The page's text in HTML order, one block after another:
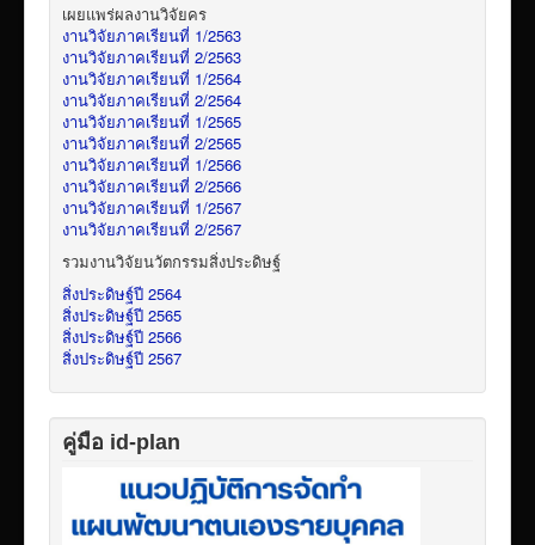
เผยแพร่ผลงานวิจัยคร
งานวิจัยภาคเรียนที่ 1/2563
งานวิจัยภาคเรียนที่ 2/2563
งานวิจัยภาคเรียนที่ 1/2564
งานวิจัยภาคเรียนที่ 2/2564
งานวิจัยภาคเรียนที่ 1/2565
งานวิจัยภาคเรียนที่ 2/2565
งานวิจัยภาคเรียนที่ 1/2566
งานวิจัยภาคเรียนที่ 2/2566
งานวิจัยภาคเรียนที่ 1/2567
งานวิจัยภาคเรียนที่ 2/2567
รวมงานวิจัยนวัตกรรมสิ่งประดิษฐ์
สิ่งประดิษฐ์ปี 2564
สิ่งประดิษฐ์ปี 2565
สิ่งประดิษฐ์ปี 2566
สิ่งประดิษฐ์ปี 2567
คู่มือ id-plan